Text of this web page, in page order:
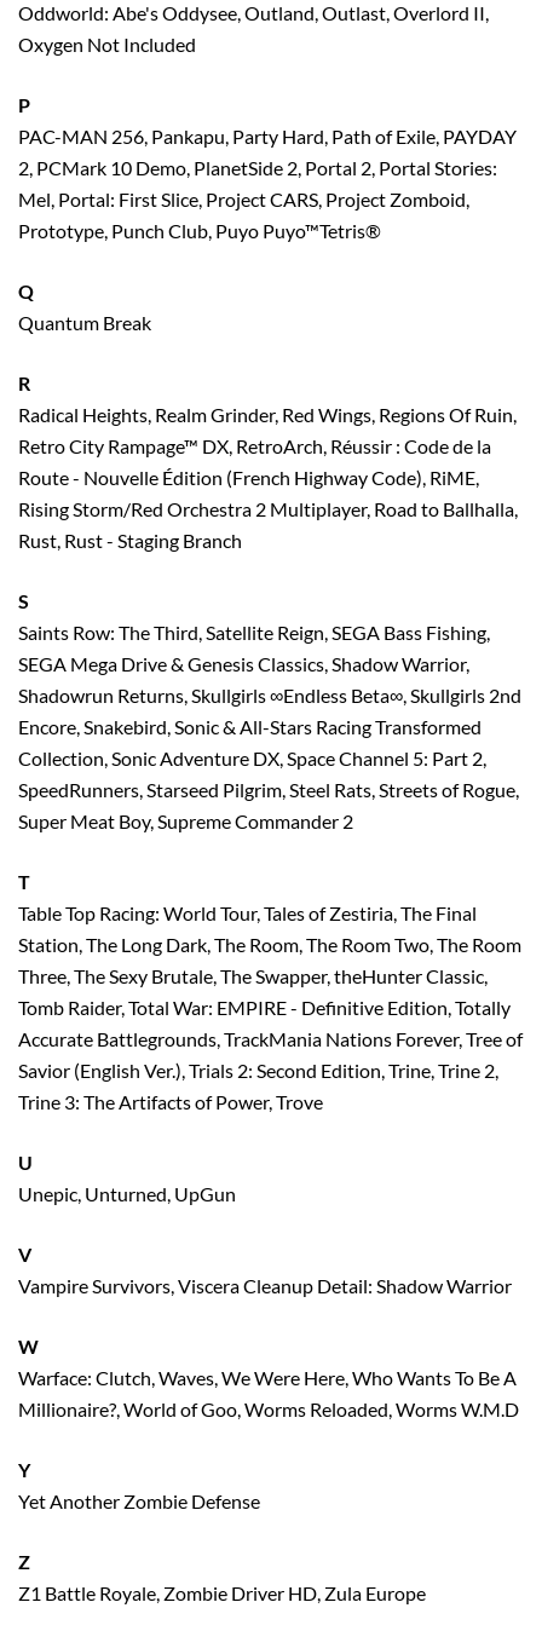
Oddworld: Abe's Oddysee, Outland, Outlast, Overlord II,
Oxygen Not Included
P
PAC-MAN 256, Pankapu, Party Hard, Path of Exile, PAYDAY
2, PCMark 10 Demo, PlanetSide 2, Portal 2, Portal Stories:
Mel, Portal: First Slice, Project CARS, Project Zomboid,
Prototype, Punch Club, Puyo Puyo™Tetris®
Q
Quantum Break
R
Radical Heights, Realm Grinder, Red Wings, Regions Of Ruin,
Retro City Rampage™ DX, RetroArch, Réussir : Code de la
Route - Nouvelle Édition (French Highway Code), RiME,
Rising Storm/Red Orchestra 2 Multiplayer, Road to Ballhalla,
Rust, Rust - Staging Branch
S
Saints Row: The Third, Satellite Reign, SEGA Bass Fishing,
SEGA Mega Drive & Genesis Classics, Shadow Warrior,
Shadowrun Returns, Skullgirls ∞Endless Beta∞, Skullgirls 2nd
Encore, Snakebird, Sonic & All-Stars Racing Transformed
Collection, Sonic Adventure DX, Space Channel 5: Part 2,
SpeedRunners, Starseed Pilgrim, Steel Rats, Streets of Rogue,
Super Meat Boy, Supreme Commander 2
T
Table Top Racing: World Tour, Tales of Zestiria, The Final
Station, The Long Dark, The Room, The Room Two, The Room
Three, The Sexy Brutale, The Swapper, theHunter Classic,
Tomb Raider, Total War: EMPIRE - Definitive Edition, Totally
Accurate Battlegrounds, TrackMania Nations Forever, Tree of
Savior (English Ver.), Trials 2: Second Edition, Trine, Trine 2,
Trine 3: The Artifacts of Power, Trove
U
Unepic, Unturned, UpGun
V
Vampire Survivors, Viscera Cleanup Detail: Shadow Warrior
W
Warface: Clutch, Waves, We Were Here, Who Wants To Be A
Millionaire?, World of Goo, Worms Reloaded, Worms W.M.D
Y
Yet Another Zombie Defense
Z
Z1 Battle Royale, Zombie Driver HD, Zula Europe